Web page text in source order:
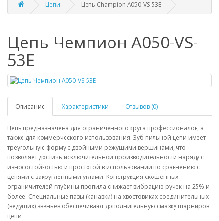
Цепи Цепь Champion A050-VS-53E
Цепь Чемпион A050-VS-
53E
Описание Характеристики Отзывов (0)
Цепь предназначена для ограниченного круга профессионалов, а
также для коммерческого использования. Зуб пильной цепи имеет
треугольную форму с двойными режущими вершинами, что
позволяет достичь исключительной производительности наряду с
износостойкостью и простотой в использовании по сравнению с
цепями с закругленными углами. Конструкция скошенных
ограничителей глубины пропила снижает вибрацию ручек на 25% и
более. Специальные пазы (канавки) на хвостовиках соединительных
(ведущих) звеньев обеспечивают дополнительную смазку шарниров
цепи.